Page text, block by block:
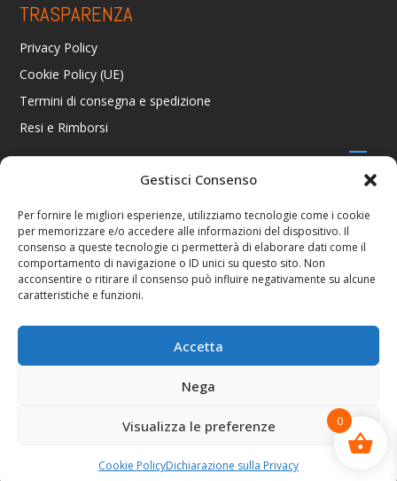
Gestisci Consenso
Per fornire le migliori esperienze, utilizziamo tecnologie come i cookie
per memorizzare e/o accedere alle informazioni del dispositivo. Il
consenso a queste tecnologie ci permetterà di elaborare dati come il
comportamento di navigazione o ID unici su questo sito. Non
acconsentire o ritirare il consenso può influire negativamente su alcune
caratteristiche e funzioni.
Accetta
Nega
Visualizza le preferenze
Cookie PolicyDichiarazione sulla Privacy
TRASPARENZA
Privacy Policy
Cookie Policy (UE)
Termini di consegna e spedizione
Resi e Rimborsi
CONTATTI
Via R. Giuliani 70/c Rosso, 50141 Firenze FI
+39 055 4289002 / +39 392 2343100
info@consolestation.it
P.Iva 04990180483
Console Station 2024
0